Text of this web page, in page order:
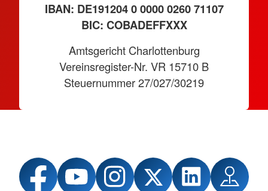
IBAN: DE191204 0 0000 0260 71107
BIC: COBADEFFXXX
Amtsgericht Charlottenburg
Vereinsregister-Nr. VR 15710 B
Steuernummer 27/027/30219